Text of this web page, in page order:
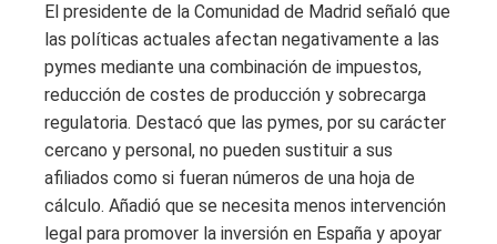
El presidente de la Comunidad de Madrid señaló que
las políticas actuales afectan negativamente a las
pymes mediante una combinación de impuestos,
reducción de costes de producción y sobrecarga
regulatoria. Destacó que las pymes, por su carácter
cercano y personal, no pueden sustituir a sus
afiliados como si fueran números de una hoja de
cálculo. Añadió que se necesita menos intervención
legal para promover la inversión en España y apoyar